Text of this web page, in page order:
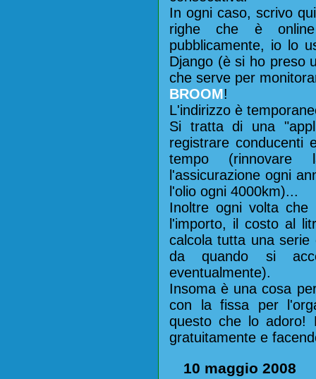
In ogni caso, scrivo
righe che è
pubblicamente, io lo
Django (è si ho preso
che serve per
BROOM!
L'indirizzo è
Si tratta di una
registrare conducenti
tempo
l'assicurazione ogni
l'olio ogni 4000km)...
Inoltre ogni volta che
l'importo, il costo al
calcola tutta una serie
da quando si
eventualmente).
Insoma è una cosa
con la fissa per
questo che lo adoro!
gratuitamente e
10 maggio 2008